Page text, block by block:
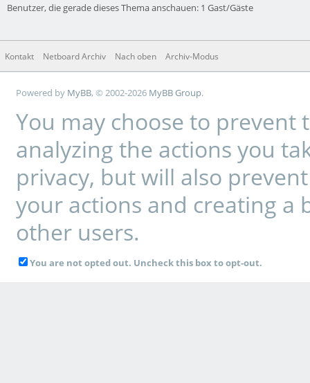
Benutzer, die gerade dieses Thema anschauen: 1 Gast/Gäste
Kontakt Netboard Archiv Nach oben Archiv-Modus
Powered by MyBB, © 2002-2026 MyBB Group.
You may choose to
analyzing the actions you
privacy, but will also
your actions and creating a
other users.
You are not opted out. Uncheck this box to opt-out.